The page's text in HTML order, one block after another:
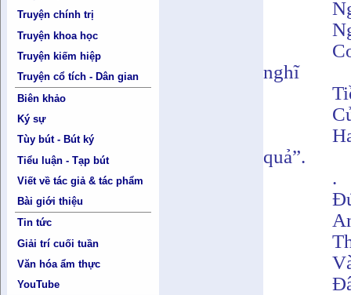
Truyện chính trị
Truyện khoa học
Truyện kiếm hiệp
Truyện cổ tích - Dân gian
Biên khảo
Ký sự
Tùy bút - Bút ký
Tiểu luận - Tạp bút
Viết về tác giả & tác phẩm
Bài giới thiệu
Tin tức
Giải trí cuối tuần
Văn hóa ẩm thực
YouTube
nghĩ
quả”.
.